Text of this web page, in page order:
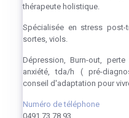
thérapeute holistique.
Spécialisée en stress
sortes, viols.
Dépression, Burn-out,
anxiété, tda/h ( pré-
conseil d'adaptation pour
Numéro de téléphone
0491 73 78 93